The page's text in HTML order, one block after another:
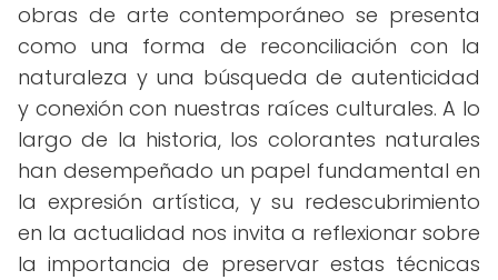
obras de arte contemporáneo se presenta
como una forma de reconciliación con la
naturaleza y una búsqueda de autenticidad
y conexión con nuestras raíces culturales. A lo
largo de la historia, los colorantes naturales
han desempeñado un papel fundamental en
la expresión artística, y su redescubrimiento
en la actualidad nos invita a reflexionar sobre
la importancia de preservar estas técnicas